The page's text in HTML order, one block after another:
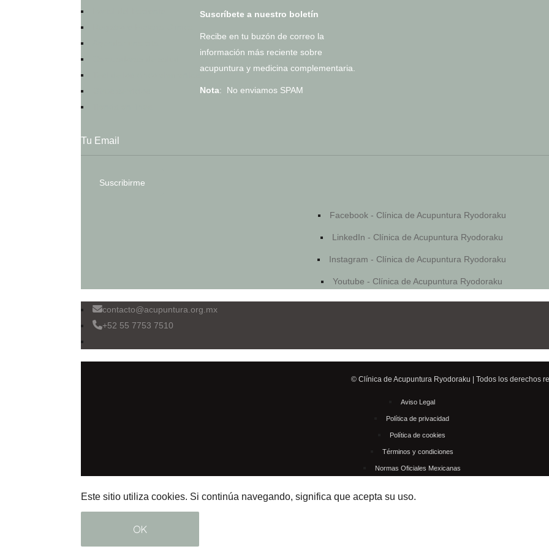
Suscríbete a nuestro boletín
Recibe en tu buzón de correo la
información más reciente sobre
acupuntura y medicina complementaria.
Nota: No enviamos SPAM
Facebook - Clínica de Acupuntura Ryodoraku
LinkedIn - Clínica de Acupuntura Ryodoraku
Instagram - Clínica de Acupuntura Ryodoraku
Youtube - Clínica de Acupuntura Ryodoraku
contacto@acupuntura.org.mx
+52 55 7753 7510
© Clínica de Acupuntura Ryodoraku | Todos los derechos
Aviso Legal
Política de privacidad
Política de cookies
Términos y condiciones
Normas Oficiales Mexicanas
Este sitio utiliza cookies. Si continúa navegando, significa que acepta su uso.
OK